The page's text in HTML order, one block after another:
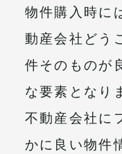
物件購入時に
動産会社どう
件そのものが
な要素となり
不動産会社に
かに良い物件